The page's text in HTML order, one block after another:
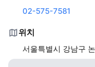
02-575-7581
위치
서울특별시 강남구